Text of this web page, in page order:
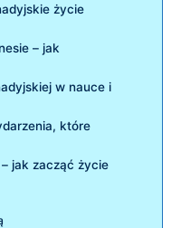
życie
– jak
w nauce i
które
jak zacząć życie